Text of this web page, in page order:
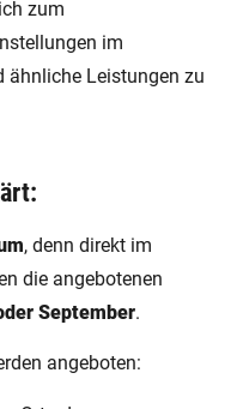
zum
im
ähnliche Leistungen zu
, denn direkt im
die angebotenen
September.
angeboten: